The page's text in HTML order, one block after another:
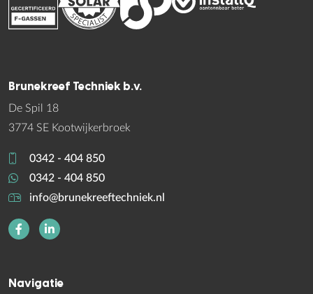
Brunekreef Techniek b.v.
De Spil 18
3774 SE Kootwijkerbroek
0342 - 404 850
0342 - 404 850
info@brunekreeftechniek.nl
Navigatie